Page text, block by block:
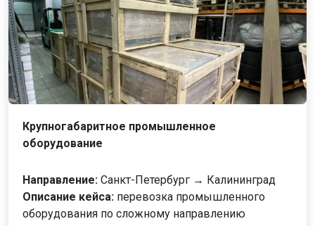
Крупногабаритное промышленное
оборудование
Направление: Санкт-Петербург → Калининград
Описание кейса: перевозка промышленного
оборудования по сложному направлению